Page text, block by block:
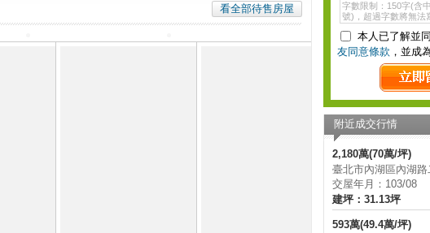
看全部待售房屋
字數限制：150字(含
號)，超過字數將無法
本人已了解並
友同意條款 ，並成
附近成交行情
2,180萬(70萬/坪)
臺北市內湖區內湖
交屋年月：103/08
建坪：31.13坪
593萬(49.4萬/坪)